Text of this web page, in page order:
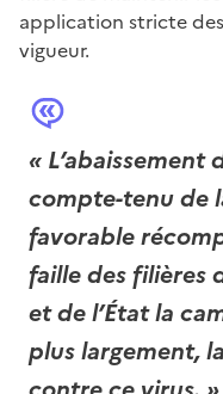
application stricte
vigueur.
« L’abaissement
compte-tenu de
favorable
faille des filières
et de l’État la
plus largement,